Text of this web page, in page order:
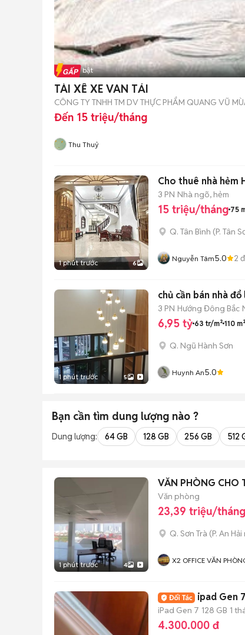
Tin nổi bật
TÀI XẾ XE VAN TẢI
CÔNG TY TNHH TM DV THỰC PHẨM QUANG VŨ
Đến 15 triệu/tháng
Thu Thuỷ
1 phút trước 6
Cho thuê nhà hẻm
3 PN Nhà ngõ, hẻm
15 triệu/tháng 75
Q. Tân Bình (P. Tân
Nguyễn Tâm5.0 2
1 phút trước 5
chủ cần bán nhà
3 PN Hướng Đông Bắc
6,95 tỷ 63 tr/m² 110 m²
Q. Ngũ Hành Sơn
Huynh An5.0
Bạn cần tìm dung lượng nào ?
Dung lượng: 64 GB 128 GB 256 GB 512
1 phút trước 4
VĂN PHÒNG CHO
Văn phòng
23,39 triệu/tháng
Q. Sơn Trà (P. An Hải
X2 OFFICE VĂN
ipad Gen
iPad Gen 7 128 GB 1
4.300.000 đ